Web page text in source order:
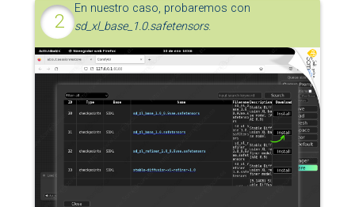
En nuestro caso, probaremos con
sd_xl_base_1.0.safetensors.